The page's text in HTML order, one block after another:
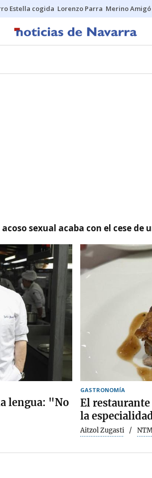
Estella cogida Lorenzo Parra Merino Amigó
sexual acaba con el cese de
lengua: "No
GASTRONOMÍA
El
la
Aitzol Zugasti